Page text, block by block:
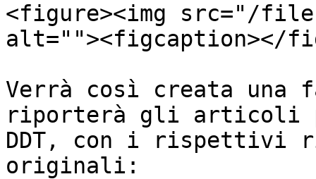
<figure><img src="/files/
alt=""><figcaption></
Verrà così creata una
riporterà gli articoli
DDT, con i rispettivi
originali: